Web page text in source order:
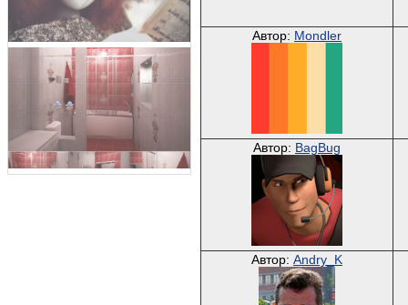
Автор: Mondler
Автор: BagBug
Автор: Andry_K